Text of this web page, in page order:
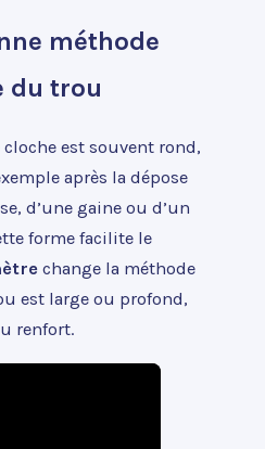
méthode
du trou
est souvent rond,
après la dépose
d’une gaine ou d’un
forme facilite le
change la méthode
est large ou profond,
renfort.